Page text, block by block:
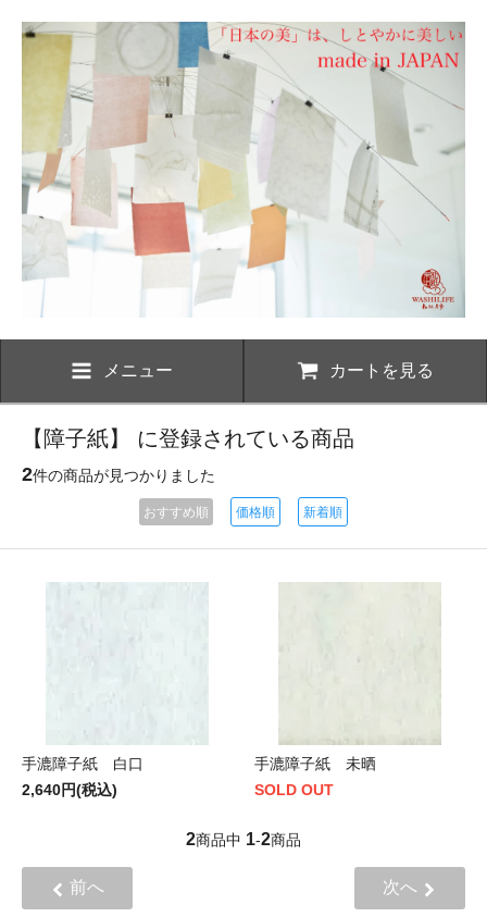
メニュー カートを見る
【障子紙】 に登録されている商品
2件の商品が見つかりました
おすすめ順 価格順 新着順
手漉障子紙 白口
2,640円(税込)
手漉障子紙 未晒
SOLD OUT
2商品中 1-2商品
前へ 次へ